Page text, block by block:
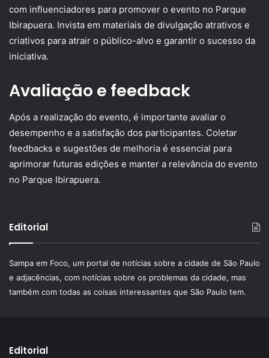
com influenciadores para promover o evento no Parque
Ibirapuera. Invista em materiais de divulgação atrativos e
criativos para atrair o público-alvo e garantir o sucesso da
iniciativa.
Avaliação e feedback
Após a realização do evento, é importante avaliar o
desempenho e a satisfação dos participantes. Coletar
feedbacks e sugestões de melhoria é essencial para
aprimorar futuras edições e manter a relevância do evento
no Parque Ibirapuera.
Editorial
Sampa em Foco, um portal de notícias sobre a cidade de São Paulo
e adjacências, com notícias sobre os problemas da cidade, mas
também com todas as coisas interessantes que São Paulo tem.
Editorial